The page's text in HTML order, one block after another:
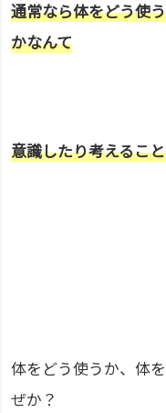
通常なら体をどう使
かなんて
意識したり考えるこ
体をどう使うか、体
ぜか？